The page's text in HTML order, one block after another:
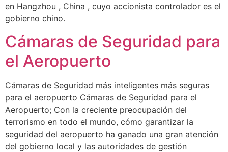
en Hangzhou , China , cuyo accionista controlador es el
gobierno chino.
Cámaras de Seguridad para
el Aeropuerto
Cámaras de Seguridad más inteligentes más seguras
para el aeropuerto Cámaras de Seguridad para el
Aeropuerto; Con la creciente preocupación del
terrorismo en todo el mundo, cómo garantizar la
seguridad del aeropuerto ha ganado una gran atención
del gobierno local y las autoridades de gestión